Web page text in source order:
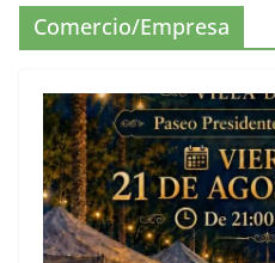
Comercio/Empresa